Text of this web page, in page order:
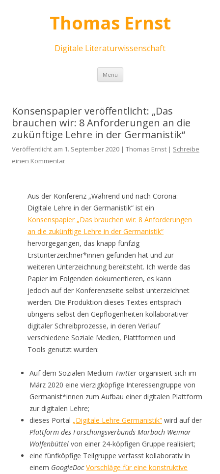
Thomas Ernst
Digitale Literaturwissenschaft
Menu Skip
content
Konsenspapier veröffentlicht: „Das
brauchen wir: 8 Anforderungen an die
zukünftige Lehre in der Germanistik“
Veröffentlicht am 1. September 2020 | Thomas Ernst | Schreibe
einen Kommentar
Aus der Konferenz „Während und nach Corona:
Digitale Lehre in der Germanistik“ ist ein
Konsenspapier „Das brauchen wir: 8 Anforderungen
an die zukünftige Lehre in der Germanistik“
hervorgegangen, das knapp fünfzig
Erstunterzeichner*innen gefunden hat und zur
weiteren Unterzeichnung bereitsteht. Ich werde das
Papier im Folgenden dokumentieren, es kann
jedoch auf der Konferenzseite selbst unterzeichnet
werden. Die Produktion dieses Textes entsprach
übrigens selbst den Gepflogenheiten kollaborativer
digitaler Schreibprozesse, in deren Verlauf
verschiedene Soziale Medien, Plattformen und
Tools genutzt wurden:
Auf dem Sozialen Medium Twitter organisiert sich im
März 2020 eine vierzigköpfige Interessengruppe von
Germanist*innen zum Aufbau einer digitalen Plattform
zur digitalen Lehre;
dieses Portal „Digitale Lehre Germanistik“ wird auf der
Plattform des Forschungsverbunds Marbach Weimar
Wolfenbüttel von einer 24-köpfigen Gruppe realisiert;
eine fünfköpfige Teilgruppe verfasst kollaborativ in
einem GoogleDoc Vorschläge für eine konstruktive